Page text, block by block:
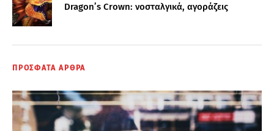
Dragon’s Crown: νοσταλγικά, αγοράζεις
ΠΡΟΣΦΑΤΑ ΑΡΘΡΑ